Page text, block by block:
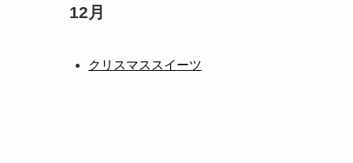
12月
クリスマススイーツ